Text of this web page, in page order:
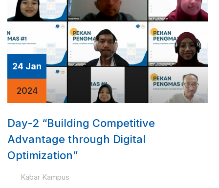
24 Jan
2024
Day-2 “Building Competitive
Advantage through Digital
Optimization”
Kabar Kampus